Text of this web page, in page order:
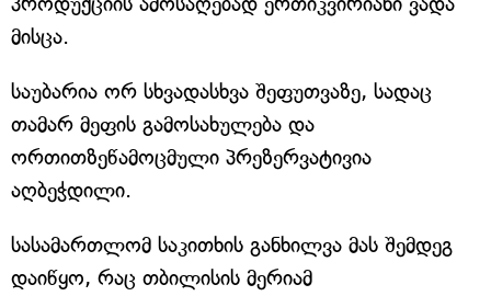
მისცა.
საუბარია ორ სხვადასხვა შეფუთვაზე, სადაც
თამარ მეფის გამოსახულება და
ორთითზეწამოცმული პრეზერვატივია
აღბეჭდილი.
სასამართლომ საკითხის განხილვა მას შემდეგ
დაიწყო, რაც თბილისის მერიამ